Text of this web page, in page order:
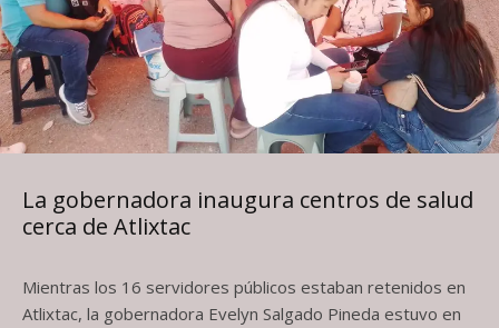
La gobernadora inaugura centros de salud
cerca de Atlixtac
Mientras los 16 servidores públicos estaban retenidos en
Atlixtac, la gobernadora Evelyn Salgado Pineda estuvo en